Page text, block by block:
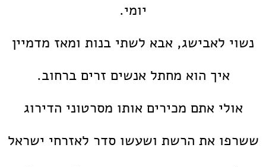
יומי.
נשוי לאבישג, אבא לשתי בנות ומאז מדמיין
איך הוא מחתל אנשים זרים ברחוב.
אולי אתם מכירים אותו מסרטוני הדירוג
ששרפו את הרשת ושעשו סדר לאזרחי ישראל